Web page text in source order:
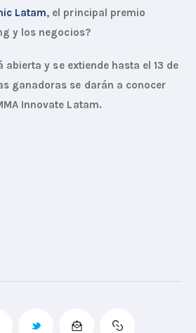
Latam, el principal premio
y los negocios?
abierta y se extiende hasta el 13 de
ganadoras se darán a conocer
Innovate Latam.